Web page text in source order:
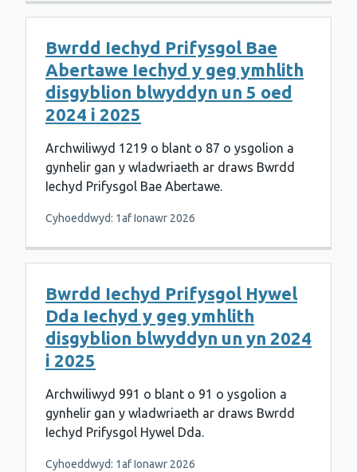
Bwrdd Iechyd Prifysgol Bae
Abertawe Iechyd y geg ymhlith
disgyblion blwyddyn un 5 oed
2024 i 2025
Archwiliwyd 1219 o blant o 87 o ysgolion a
gynhelir gan y wladwriaeth ar draws Bwrdd
Iechyd Prifysgol Bae Abertawe.
Cyhoeddwyd: 1af Ionawr 2026
Bwrdd Iechyd Prifysgol Hywel
Dda Iechyd y geg ymhlith
disgyblion blwyddyn un yn 2024
i 2025
Archwiliwyd 991 o blant o 91 o ysgolion a
gynhelir gan y wladwriaeth ar draws Bwrdd
Iechyd Prifysgol Hywel Dda.
Cyhoeddwyd: 1af Ionawr 2026